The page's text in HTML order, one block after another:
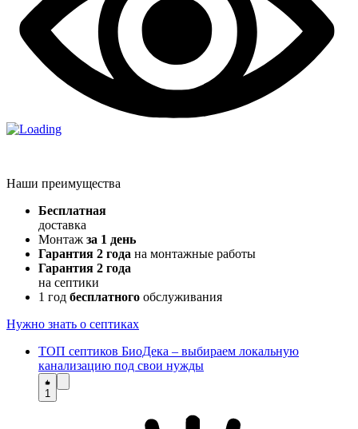
Наши преимущества
Бесплатная
доставка
Монтаж за 1 день
Гарантия 2 года на монтажные работы
Гарантия 2 года
на септики
1 год бесплатного обслуживания
Нужно знать о септиках
ТОП септиков БиоДека – выбираем локальную
канализацию под свои нужды
1